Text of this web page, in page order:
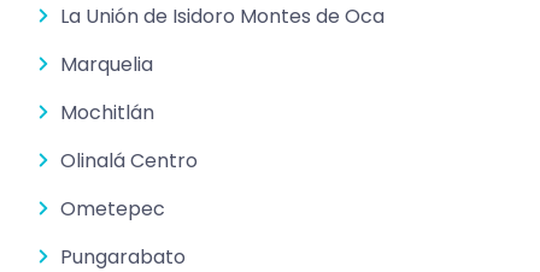
La Unión de Isidoro Montes de Oca
Marquelia
Mochitlán
Olinalá Centro
Ometepec
Pungarabato